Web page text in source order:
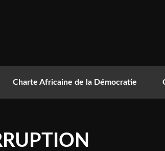
Charte Africaine de la Démocratie